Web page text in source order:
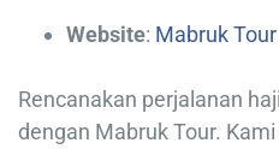
Website: Mabruk Tour
Rencanakan perjalanan
dengan Mabruk Tour.